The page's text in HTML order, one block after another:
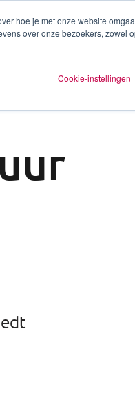
hoe je met onze website
over onze bezoekers, zowel
Cookie-instellingen